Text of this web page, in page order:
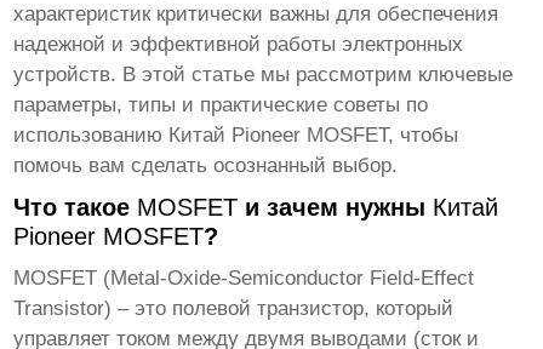
характеристик критически важны для обеспечения
надежной и эффективной работы электронных
устройств. В этой статье мы рассмотрим ключевые
параметры, типы и практические советы по
использованию Китай Pioneer MOSFET, чтобы
помочь вам сделать осознанный выбор.
Что такое MOSFET и зачем нужны Китай
Pioneer MOSFET?
MOSFET (Metal-Oxide-Semiconductor Field-Effect
Transistor) – это полевой транзистор, который
управляет током между двумя выводами (сток и